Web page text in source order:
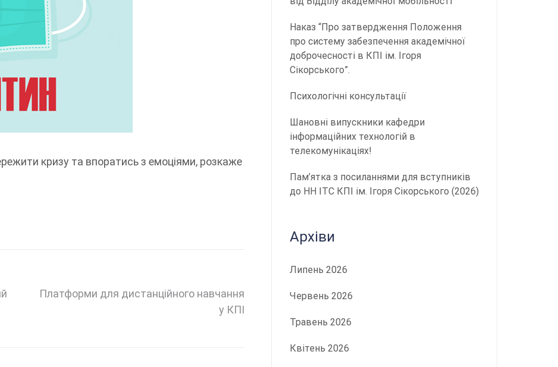
кризу та впоратись з емоціями, розкаже
Платформи для дистанційного навчання
у КПІ
Наказ “Про затвердження Положення
про систему забезпечення академічної
доброчесності в КПІ ім. Ігоря
Сікорського”.
Психологічні консультації
Шановні випускники кафедри
інформаційних технологій в
телекомунікаціях!
Пам’ятка з посиланнями для вступників
до НН ІТС КПІ ім. Ігоря Сікорського (2026)
Архіви
Липень 2026
Червень 2026
Травень 2026
Квітень 2026